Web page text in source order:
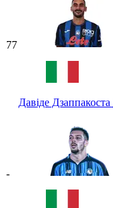
77
Давіде Дзаппакоста
-